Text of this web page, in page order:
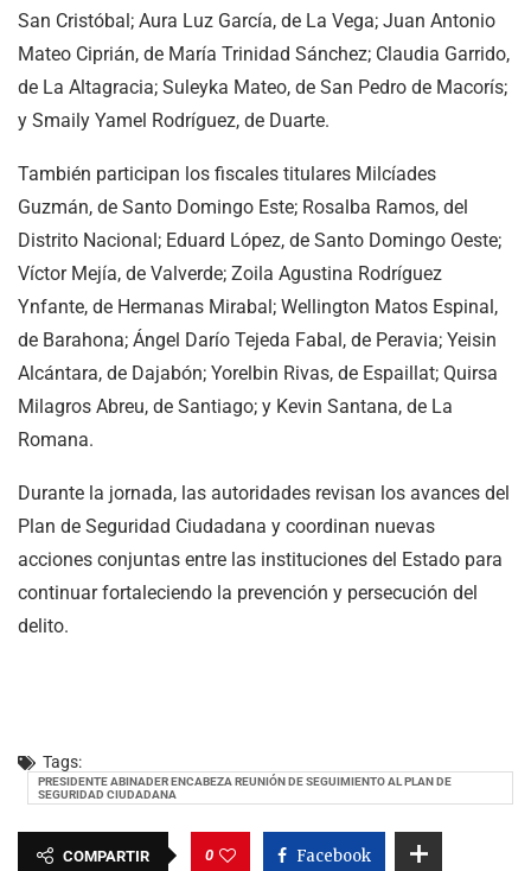
San Cristóbal; Aura Luz García, de La Vega; Juan Antonio
Mateo Ciprián, de María Trinidad Sánchez; Claudia Garrido,
de La Altagracia; Suleyka Mateo, de San Pedro de Macorís;
y Smaily Yamel Rodríguez, de Duarte.
También participan los fiscales titulares Milcíades
Guzmán, de Santo Domingo Este; Rosalba Ramos, del
Distrito Nacional; Eduard López, de Santo Domingo Oeste;
Víctor Mejía, de Valverde; Zoila Agustina Rodríguez
Ynfante, de Hermanas Mirabal; Wellington Matos Espinal,
de Barahona; Ángel Darío Tejeda Fabal, de Peravia; Yeisin
Alcántara, de Dajabón; Yorelbin Rivas, de Espaillat; Quirsa
Milagros Abreu, de Santiago; y Kevin Santana, de La
Romana.
Durante la jornada, las autoridades revisan los avances del
Plan de Seguridad Ciudadana y coordinan nuevas
acciones conjuntas entre las instituciones del Estado para
continuar fortaleciendo la prevención y persecución del
delito.
Tags:
PRESIDENTE ABINADER ENCABEZA REUNIÓN DE SEGUIMIENTO AL PLAN DE
SEGURIDAD CIUDADANA
COMPARTIR 0 Facebook